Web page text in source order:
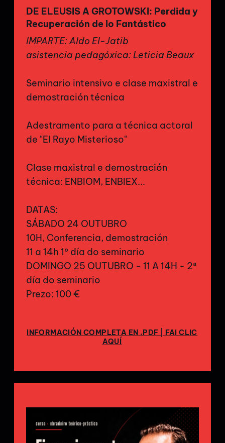
DE ELEUSIS A GROTOWSKI: Perdida y
Recuperación de lo Fantástico
IMPARTE: Aldo El-Jatib
asistencia pedagóxica: Leticia Beaux
Seminario intensivo e clase maxistral e
demostración técnica
Adestramento para a técnica actoral
de "El Rayo Misterioso"
Clase maxistral e demostración
técnica: ENBIOM, ENBIEX...
DATAS:
SÁBADO 24 OUTUBRO
10H, Conferencia, demostración
11 a 14h 1º día do seminario
DOMINGO 25 OUTUBRO - 11 A 14H - 2ª
día do seminario
Prezo: 100 €
INFORMACIÓN COMPLETA EN .PDF | FAI CLIC
AQUÍ